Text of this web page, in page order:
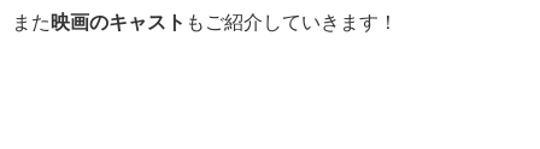
また 映画のキャスト もご紹介していきます！